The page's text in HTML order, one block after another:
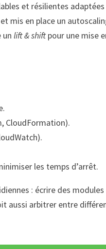
et résilientes
mis en place un
unlift & shiftpour une mise
CloudFormation).
les temps d’arrêt.
: écrire des
aussi arbitrer entre